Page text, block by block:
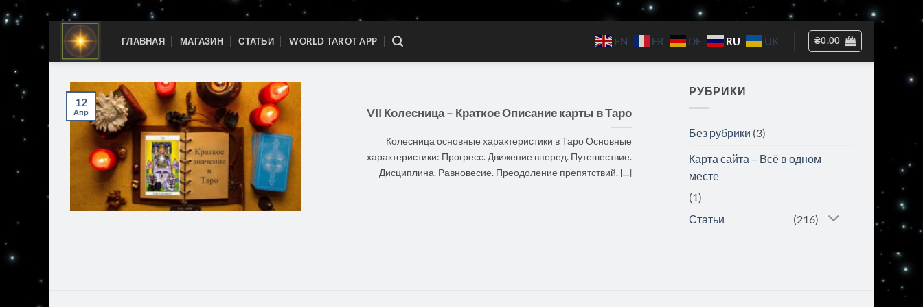
Skip
content
ГЛАВНАЯ МАГАЗИН СТАТЬИ WORLD TAROT APP EN FR DE RU UK ₴0.00
VII Колесница – Краткое Описание карты в Таро
Колесница основные характеристики в Таро Основные
характеристики: Прогресс. Движение вперед. Путешествие.
Дисциплина. Равновесие. Преодоление препятствий. [...]
12
Апр
РУБРИКИ
Без рубрики (3)
Карта сайта – Всё в одном
месте
(1)
Статьи
(216)